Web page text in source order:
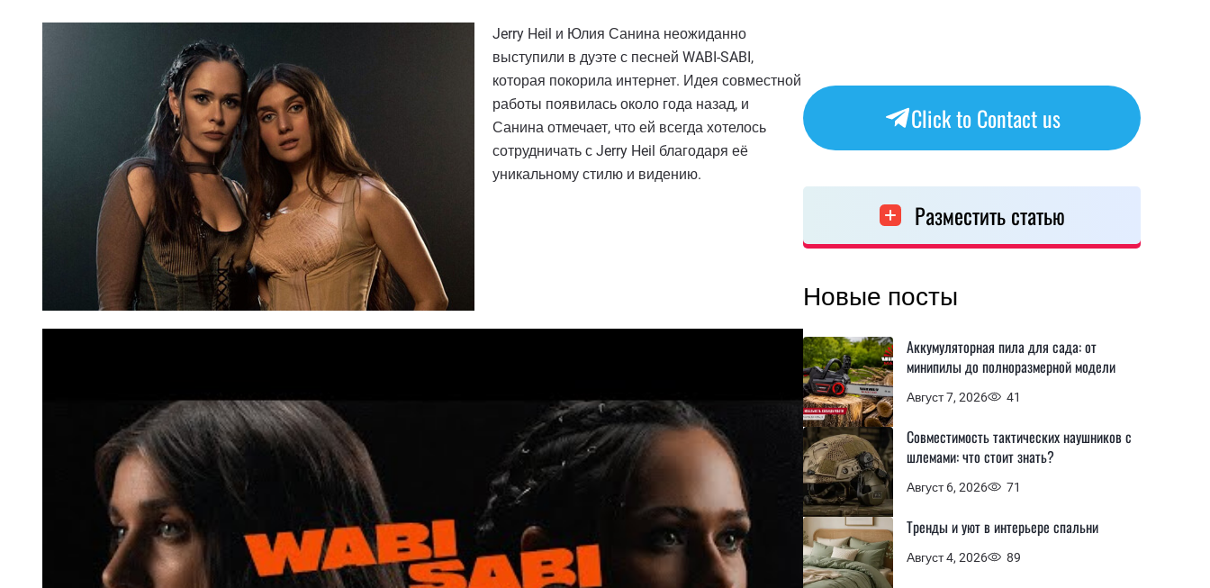
Jerry Heil и Юлия Санина неожиданно
выступили в дуэте с песней WABI-SABI,
которая покорила интернет. Идея совместной
работы появилась около года назад, и
Санина отмечает, что ей всегда хотелось
сотрудничать с Jerry Heil благодаря её
уникальному стилю и видению.
Click to Contact us
Разместить статью
Новые посты
Август 7, 2026 41
Аккумуляторная пила для сада: от
минипилы до полноразмерной модели
Август 6, 2026 71
Совместимость тактических наушников с
шлемами: что стоит знать?
Август 4, 2026 89
Тренды и уют в интерьере спальни